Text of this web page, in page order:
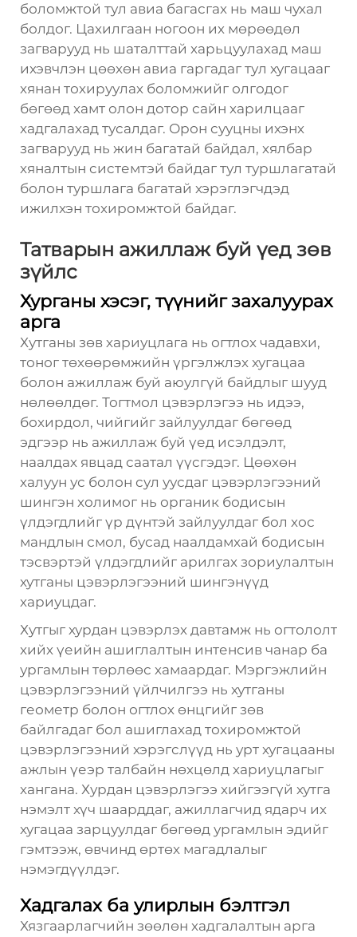
боломжтой тул авиа багасгах нь маш чухал
болдог. Цахилгаан ногоон их мөрөөдөл
загварууд нь шаталттай харьцуулахад маш
ихэвчлэн цөөхөн авиа гаргадаг тул хугацааг
хянан тохируулах боломжийг олгодог
бөгөөд хамт олон дотор сайн харилцааг
хадгалахад тусалдаг. Орон сууцны ихэнх
загварууд нь жин багатай байдал, хялбар
хяналтын системтэй байдаг тул туршлагатай
болон туршлага багатай хэрэглэгчдэд
ижилхэн тохиромжтой байдаг.
Татварын ажиллаж буй үед зөв
зүйлс
Хурганы хэсэг, түүнийг захалуурах
арга
Хутганы зөв хариуцлага нь огтлох чадавхи,
тоног төхөөрөмжийн үргэлжлэх хугацаа
болон ажиллаж буй аюулгүй байдлыг шууд
нөлөөлдөг. Тогтмол цэвэрлэгээ нь идээ,
бохирдол, чийгийг зайлуулдаг бөгөөд
эдгээр нь ажиллаж буй үед исэлдэлт,
наалдах явцад саатал үүсгэдэг. Цөөхөн
халуун ус болон сул уусдаг цэвэрлэгээний
шингэн холимог нь органик бодисын
үлдэгдлийг үр дүнтэй зайлуулдаг бол хос
мандлын смол, бусад наалдамхай бодисын
тэсвэртэй үлдэгдлийг арилгах зориулалтын
хутганы цэвэрлэгээний шингэнүүд
хариуцдаг.
Хутгыг хурдан цэвэрлэх давтамж нь огтололт
хийх үеийн ашиглалтын интенсив чанар ба
ургамлын төрлөөс хамаардаг. Мэргэжлийн
цэвэрлэгээний үйлчилгээ нь хутганы
геометр болон огтлох өнцгийг зөв
байлгадаг бол ашиглахад тохиромжтой
цэвэрлэгээний хэрэгслүүд нь урт хугацааны
ажлын үеэр талбайн нөхцөлд хариуцлагыг
хангана. Хурдан цэвэрлэгээ хийгээгүй хутга
нэмэлт хүч шаарддаг, ажиллагчид ядарч их
хугацаа зарцуулдаг бөгөөд ургамлын эдийг
гэмтээж, өвчинд өртөх магадлалыг
нэмэгдүүлдэг.
Хадгалах ба улирлын бэлтгэл
Хязгаарлагчийн зөөлөн хадгалалтын арга